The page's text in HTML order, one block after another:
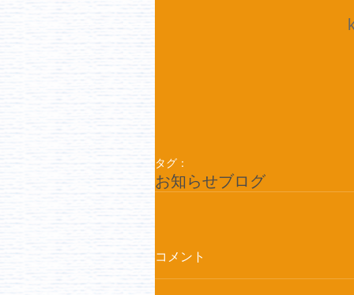
タグ：
お知らせブログ
コメント